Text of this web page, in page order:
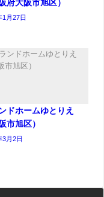
府大阪市旭区）
1月27日
ドホームゆとりえ
市旭区）
3月2日